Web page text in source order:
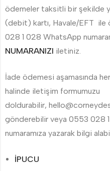
ödemeler taksitli bir şekilde
(debit) kartı, Havale/EFT ile
028 1 028 WhatsApp
NUMARANIZI iletiniz.
İade ödemesi aşamasında
halinde iletişim formumuzu
doldurabilir,
gönderebilir veya 0553 028
numaramıza yazarak bilgi
İPUCU